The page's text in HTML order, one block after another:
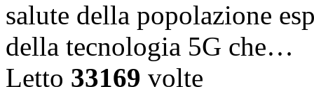
salute della popolazione
della tecnologia 5G che…
Letto 33169 volte